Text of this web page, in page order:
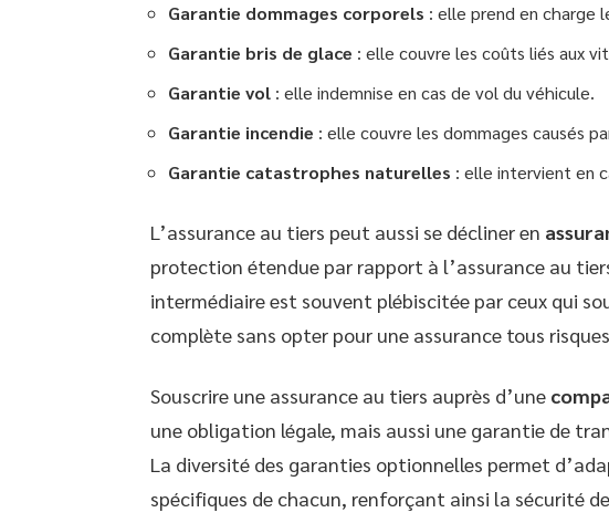
Garantie dommages corporels : elle prend en charge
Garantie bris de glace : elle couvre les coûts liés aux
Garantie vol : elle indemnise en cas de vol du véhicule.
Garantie incendie : elle couvre les dommages causés
Garantie catastrophes naturelles : elle intervient en
L’assurance au tiers peut aussi se décliner en
protection étendue par rapport à l’assurance au
intermédiaire est souvent plébiscitée par ceux qui
complète sans opter pour une assurance tous
Souscrire une assurance au tiers auprès d’une
une obligation légale, mais aussi une garantie de
La diversité des garanties optionnelles permet
spécifiques de chacun, renforçant ainsi la sécurité